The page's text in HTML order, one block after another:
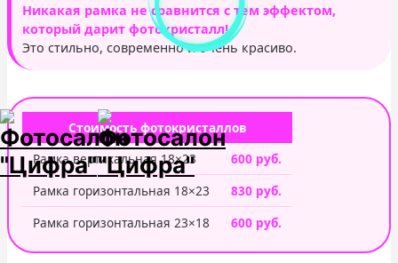
Никакая рамка не сравнится с тем эффектом,
который дарит фотокристалл!
Это стильно, современно и очень красиво.
Стоимость фотокристаллов
Рамка вертикальная 18×23
600 руб.
Рамка горизонтальная 18×23
830 руб.
Рамка горизонтальная 23×18
600 руб.